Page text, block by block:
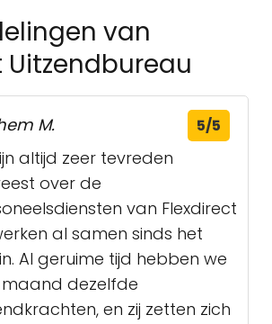
van
Uitzendbureau
M. 5/5
altijd zeer tevreden
over de
van Flexdirect
al samen sinds het
Al geruime tijd hebben we
maand dezelfde
en zij zetten zich